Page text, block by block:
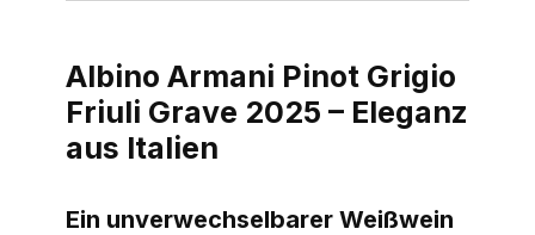
Albino Armani Pinot Grigio
Friuli Grave 2025 – Eleganz
aus Italien
Ein unverwechselbarer Weißwein